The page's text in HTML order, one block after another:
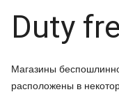
Duty
Магазины
расположены в